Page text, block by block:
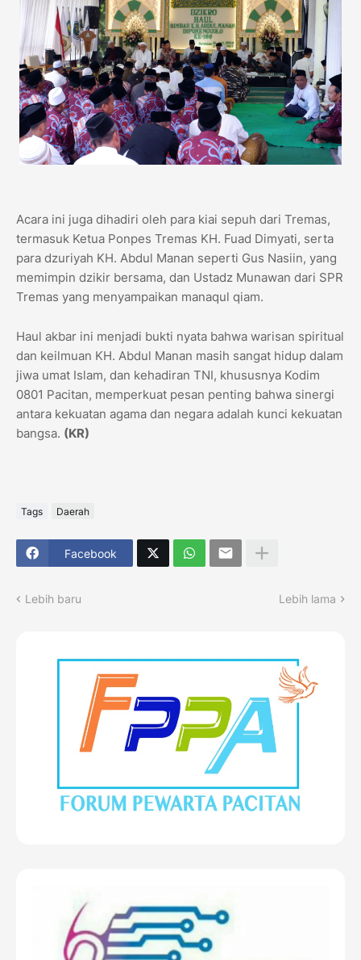
Acara ini juga dihadiri oleh para kiai sepuh dari Tremas,
termasuk Ketua Ponpes Tremas KH. Fuad Dimyati, serta
para dzuriyah KH. Abdul Manan seperti Gus Nasiin, yang
memimpin dzikir bersama, dan Ustadz Munawan dari SPR
Tremas yang menyampaikan manaqul qiam.
Haul akbar ini menjadi bukti nyata bahwa warisan spiritual
dan keilmuan KH. Abdul Manan masih sangat hidup dalam
jiwa umat Islam, dan kehadiran TNI, khususnya Kodim
0801 Pacitan, memperkuat pesan penting bahwa sinergi
antara kekuatan agama dan negara adalah kunci kekuatan
bangsa. (KR)
Tags Daerah
Facebook
Lebih baru Lebih lama